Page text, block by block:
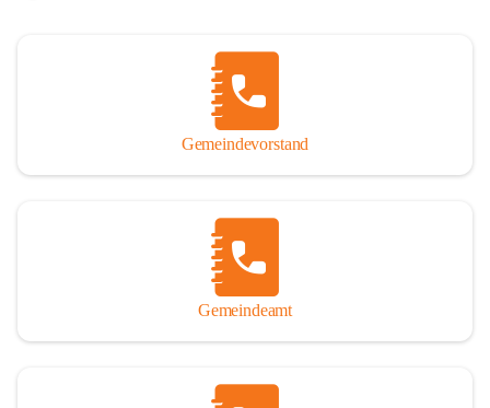
Gemeindevorstand
Gemeindeamt